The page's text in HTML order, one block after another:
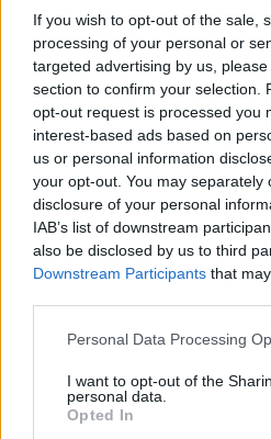
If you wish to opt-out of the sale,
processing of your personal or
targeted advertising by us,
section to confirm your selection.
opt-out request is processed you
interest-based ads based on
us or personal information
your opt-out. You may separately
disclosure of your personal
IAB’s list of downstream
also be disclosed by us to third
Downstream Participants that
Please note that this website/app
not limited to your visit or usage
grant or deny consent to Google
use your data for below specified
Personal Data Processing
I want to opt-out of the
personal data.
Opted In
AC MilanvsManchester United
ELŐZŐ MÉRKŐZÉSEK
Támogatás
Támogasd
a